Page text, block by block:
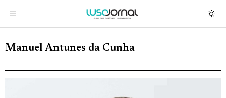
Manuel Antunes da Cunha